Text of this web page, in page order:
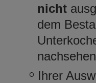
nicht
dem
Ihrer